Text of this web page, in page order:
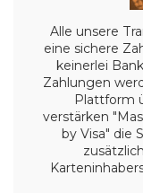
Alle unsere
eine sichere
keinerlei
Zahlungen
Plattform
verstärken
by Visa" die